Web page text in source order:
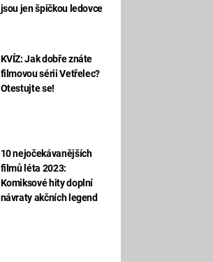
jsou jen špičkou ledovce
KVÍZ: Jak dobře znáte
filmovou sérii Vetřelec?
Otestujte se!
10 nejočekávanějších
filmů léta 2023:
Komiksové hity doplní
návraty akčních legend